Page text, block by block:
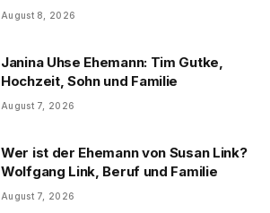
August 8, 2026
Janina Uhse Ehemann: Tim Gutke,
Hochzeit, Sohn und Familie
August 7, 2026
Wer ist der Ehemann von Susan Link?
Wolfgang Link, Beruf und Familie
August 7, 2026